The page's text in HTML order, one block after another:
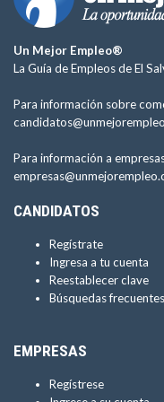
Un Mejor Empleo®
La Guía de Empleos de El
Para información sobre
Para información a
CANDIDATOS
Regístrate
Ingresa a tu cuenta
Reestablecer clave
Búsquedas frecuentes
EMPRESAS
Regístrese